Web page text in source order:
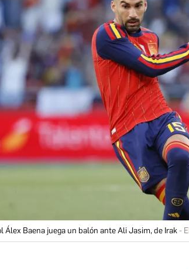
Baena juega un balón ante Ali Jasim, de Irak